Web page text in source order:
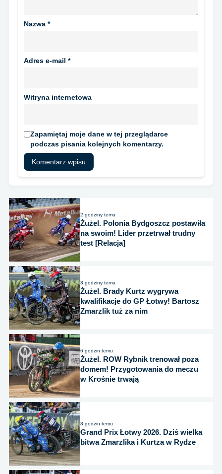
Nazwa *
Adres e-mail *
Witryna internetowa
Zapamiętaj moje dane w tej przeglądarce
podczas pisania kolejnych komentarzy.
2 godziny temu
Żużel. Polonia Bydgoszcz postawiła
na swoim! Lider przetrwał trudny
test [Relacja]
3 godziny temu
Żużel. Brady Kurtz wygrywa
kwalifikacje do GP Łotwy! Bartosz
Zmarzlik tuż za nim
6 godzin temu
Żużel. ROW Rybnik trenował poza
domem! Przygotowania do meczu
w Krośnie trwają
8 godzin temu
Grand Prix Łotwy 2026. Dziś wielka
bitwa Zmarzlika i Kurtza w Rydze